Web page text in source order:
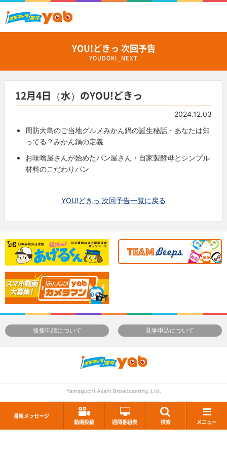
番組メッセージ
動画投稿
週間番組表 検索 メニュー
YOU!どきっ 次回予告
YOUDOKI_NEXT
12月4日（水）のYOU!どきっ
2024.12.03
周防大島のご当地グルメみかん鍋の誕生秘話・あなたは知
ってる？みかん鍋の定義
お味噌屋さんが始めたパン屋さん・自家製酵母とシンプル
材料のこだわりパン
YOU!どきっ 次回予告一覧に戻る
後援申請について 見学申込について
Yamaguchi Asahi Broadcasting.,Ltd.